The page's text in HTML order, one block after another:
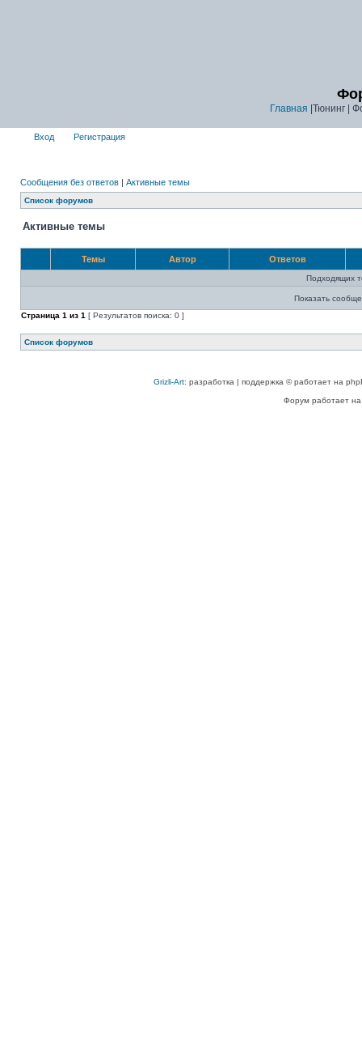
Главная |Тюнинг |
Вход Регистрация
Сообщения без ответов | Активные темы
Список форумов
Активные темы
Темы Автор Ответов
Подходящих
Показать
Страница 1 из 1 [ Результатов поиска: 0 ]
Список форумов
Grizli-Art: разработка | поддержка © работает на
Форум работает